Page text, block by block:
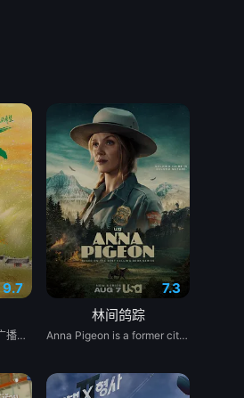
9.7
《黄皮树下》是由中央广播电视总台农业农村节目中心联合中共郁南县委、郁南县人民政府共同拍摄的20集乡村振兴主题剧集。该剧聚焦都市青年返乡主题，以女主角黄小希（演员宋昕冉饰）从大城市返回家乡郁南后的治愈之旅为主线，深度融入郁南无核黄皮、国家级非物质文化遗产“禾楼舞”、岭南古建筑、西江文化等特色地域元素。
7.3
林间鸽踪
Anna Pigeon is a former city slicker who became a park ranger after a devastating loss changed the trajectory of her life forever. While Anna tries to outrun her demons, her focus turns to solving crimes that have taken place within national park grounds, no matter who or what gets in her way. The series is based on the novels by Nevada Barr.